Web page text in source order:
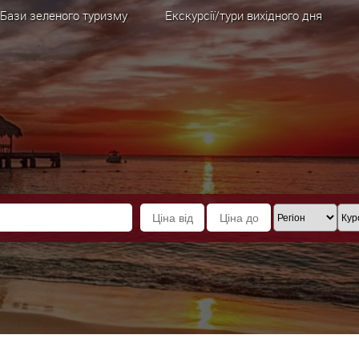
Бази зеленого туризму Екскурсії/тури вихідного дня